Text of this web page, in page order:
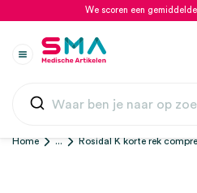
We scoren een gemiddelde
Home ... Rosidal K korte rek